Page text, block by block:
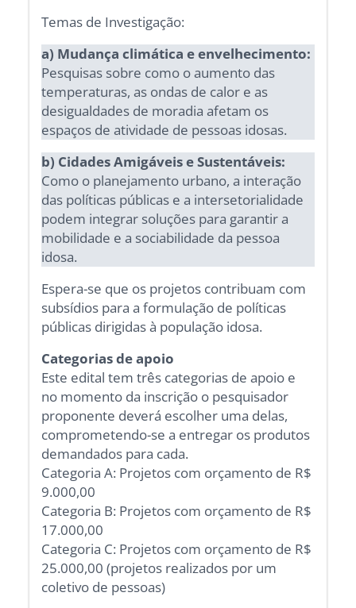
Temas de Investigação:
a) Mudança climática e envelhecimento:
Pesquisas sobre como o aumento das
temperaturas, as ondas de calor e as
desigualdades de moradia afetam os
espaços de atividade de pessoas idosas.
b) Cidades Amigáveis e Sustentáveis:
Como o planejamento urbano, a interação
das políticas públicas e a intersetorialidade
podem integrar soluções para garantir a
mobilidade e a sociabilidade da pessoa
idosa.
Espera-se que os projetos contribuam com
subsídios para a formulação de políticas
públicas dirigidas à população idosa.
Categorias de apoio
Este edital tem três categorias de apoio e
no momento da inscrição o pesquisador
proponente deverá escolher uma delas,
comprometendo-se a entregar os produtos
demandados para cada.
Categoria A: Projetos com orçamento de R$
9.000,00
Categoria B: Projetos com orçamento de R$
17.000,00
Categoria C: Projetos com orçamento de R$
25.000,00 (projetos realizados por um
coletivo de pessoas)